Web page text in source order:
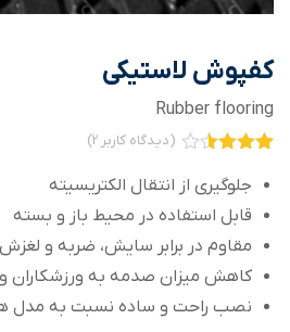
کفپوش لاستیکی
Rubber flooring
3.50از
مشتری
(دیدگاه کاربر2
)
جلوگیری از انتقال الکتریسیته
قابل استفاده در محیط باز و بسته
مقاوم در برابر سایش، ضربه و لغزش
کاهش میزان صدمه به ورزشکاران
نصب راحت و ساده نسبت به مدل